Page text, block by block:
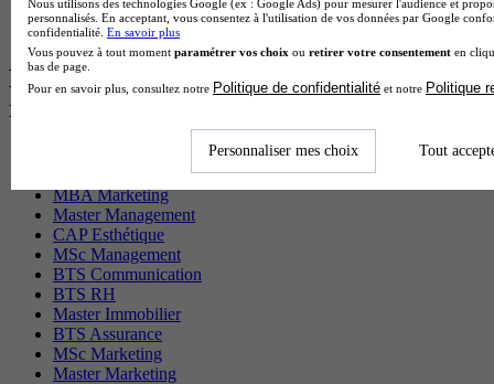
BTS Tpl en alternance
BTS Ati en alternance
Les diplômes par filière les plus
recherchés
MBA Marketing
Master Management
CAP Esthétique
MSc Management
BTS Communication
BTS RH
Master Immobilier
BTS Assurance
MSc Marketing
Master Marketing
Nous utilisons des technologies Google (ex : Google Ads) pour mesurer l'audience et
personnalisés. En acceptant, vous consentez à l'utilisation de vos données par Google
confidentialité. En savoir plus
Vous pouvez à tout moment paramétrer vos choix ou retirer votre consentement en
bas de page.
Pour en savoir plus, consultez notre Politique de confidentialité et notre Politique
Personnaliser mes choix Tout